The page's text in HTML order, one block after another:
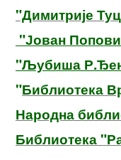
"Димитрије
"Јован
"Љубиша
"Библиотека
Народна
Библиотека